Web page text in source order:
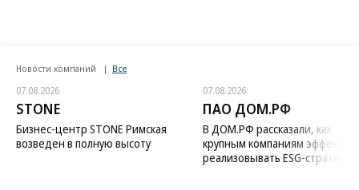
Новости компаний Все
07.08.2026
STONE
Бизнес-центр STONE Римская
возведен в полную высоту
07.08.2026
ПАО ДОМ.РФ
В ДОМ.РФ рассказали, как
крупным компаниям
реализовывать ESG-стратегию